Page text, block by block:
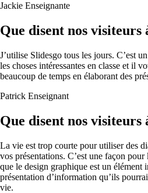
Jackie Enseignante
Que disent nos visiteurs
J’utilise Slidesgo tous les jours. C’est
les choses intéressantes en classe et il
beaucoup de temps en élaborant des
Patrick Enseignant
Que disent nos visiteurs
La vie est trop courte pour utiliser des
vos présentations. C’est une façon
que le design graphique est un élément
présentation d’information qu’ils
vie.